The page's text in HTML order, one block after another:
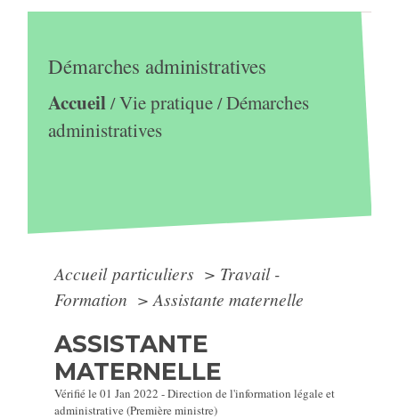
Démarches administratives
Accueil/Vie pratique/Démarches
administratives
Accueil particuliers > Travail -
Formation > Assistante maternelle
ASSISTANTE
MATERNELLE
Vérifié le 01 Jan 2022 - Direction de l'information légale et
administrative (Première ministre)